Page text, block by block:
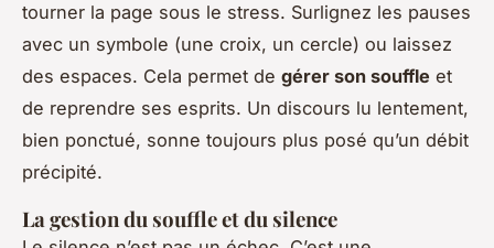
tourner la page sous le stress. Surlignez les pauses
avec un symbole (une croix, un cercle) ou laissez
des espaces. Cela permet de gérer son souffle et
de reprendre ses esprits. Un discours lu lentement,
bien ponctué, sonne toujours plus posé qu’un débit
précipité.
La gestion du souffle et du silence